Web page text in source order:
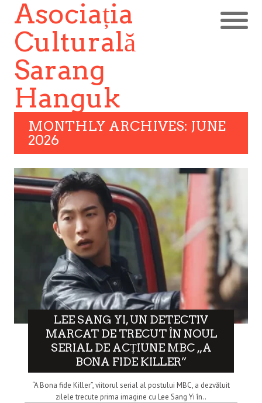
Asociația
Culturală
Sarang
Hanguk
MONTHLY ARCHIVES: JUNE
2026
LEE SANG YI, UN DETECTIV
MARCAT DE TRECUT ÎN NOUL
SERIAL DE ACȚIUNE MBC „A
BONA FIDE KILLER”
“A Bona fide Killer”, viitorul serial al postului MBC, a dezvăluit
zilele trecute prima imagine cu Lee Sang Yi în..